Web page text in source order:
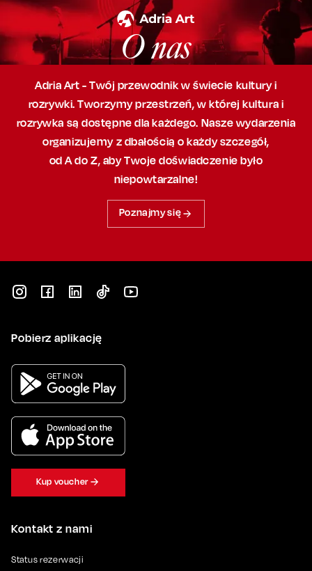
O nas
Adria Art - Twój przewodnik w świecie kultury i
rozrywki. Tworzymy przestrzeń,w której kultura i
rozrywka są dostępne dla każdego. Nasze wydarzenia
organizujemy z dbałością o każdy szczegół,
od A do Z, abyTwoje doświadczenie było
niepowtarzalne!
Poznajmy się
Kontakt z nami
Status rezerwacji
Pobierz aplikację
Kup voucher